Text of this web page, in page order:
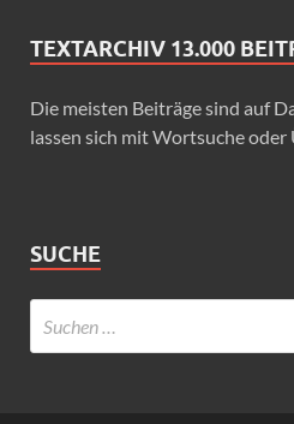
TEXTARCHIV 13.000
Die meisten Beiträge sind auf
lassen sich mit Wortsuche
SUCHE